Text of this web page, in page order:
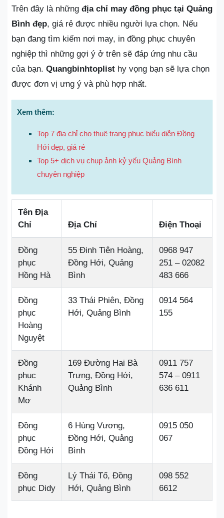
Trên đây là những địa chỉ may đồng phục tại Quảng
Bình đẹp, giá rẻ được nhiều người lựa chọn. Nếu
bạn đang tìm kiếm nơi may, in đồng phục chuyên
nghiệp thì những gợi ý ở trên sẽ đáp ứng nhu cầu
của bạn. Quangbinhtoplist hy vọng bạn sẽ lựa chọn
được đơn vị ưng ý và phù hợp nhất.
Xem thêm:
Top 7 địa chỉ cho thuê trang phục biểu diễn Đồng
Hới đẹp, giá rẻ
Top 5+ dịch vụ chụp ảnh kỷ yếu Quảng Bình
chuyên nghiệp
Tên Địa
Chỉ
Địa Chỉ Điện Thoại
Đồng
phục
Hồng Hà
55 Đinh Tiên Hoàng,
Đồng Hới, Quảng
Bình
0968 947
251 – 02082
483 666
Đồng
phục
Hoàng
Nguyệt
33 Thái Phiên, Đồng
Hới, Quảng Bình
0914 564
155
Đồng
phục
Khánh
Mơ
169 Đường Hai Bà
Trưng, Đồng Hới,
Quảng Bình
0911 757
574 – 0911
636 611
Đồng
phục
Đồng Hới
6 Hùng Vương,
Đồng Hới, Quảng
Bình
0915 050
067
Đồng
phục Didy
Lý Thái Tổ, Đồng
Hới, Quảng Bình
098 552
6612